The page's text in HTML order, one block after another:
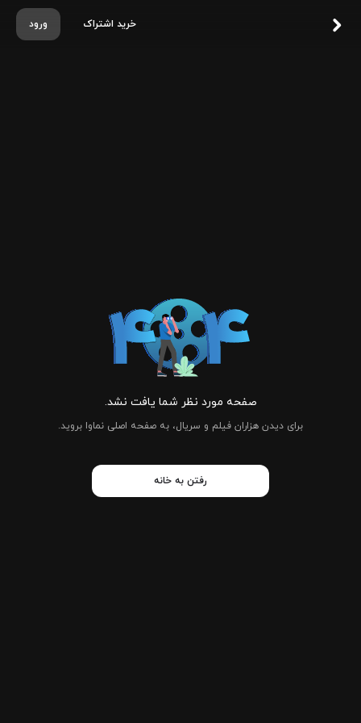
ورود خرید اشتراک
صفحه مورد نظر شما یافت نشد.
برای دیدن هزاران فیلم و سریال، به صفحه اصلی نماوا بروید.
رفتن به خانه